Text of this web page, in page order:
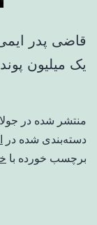
قاضی پدر
یک میلیون
منتشر شده در جولای
دسته‌بندی شده در
برچسب خورده با